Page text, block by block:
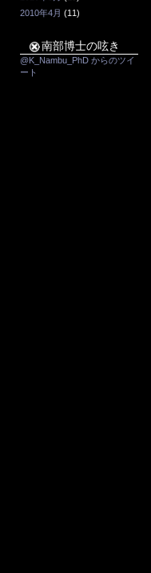
2010年4月 (11)
南部博士の呟き
@K_Nambu_PhD からのツイ
ート